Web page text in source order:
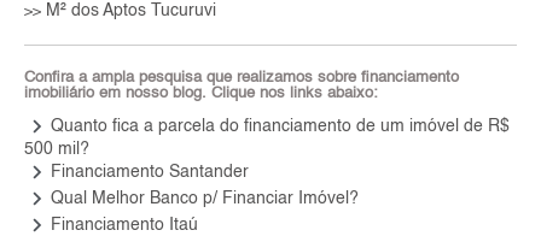
>> M² dos Aptos Tucuruvi
Confira a ampla pesquisa que realizamos sobre financiamento
imobiliário em nosso blog. Clique nos links abaixo:
keyboard_arrow_right Quanto fica a parcela do financiamento de um imóvel de R$
500 mil?
keyboard_arrow_right Financiamento Santander
keyboard_arrow_right Qual Melhor Banco p/ Financiar Imóvel?
keyboard_arrow_right Financiamento Itaú